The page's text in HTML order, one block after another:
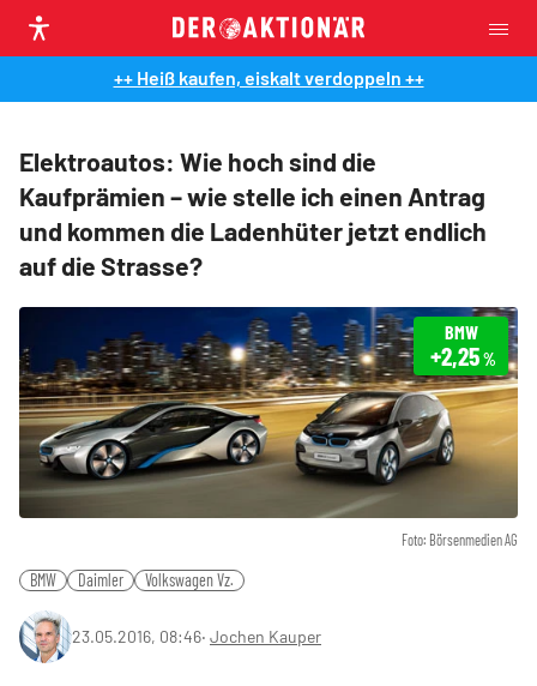
++ Heiß kaufen, eiskalt verdoppeln ++
Elektroautos: Wie hoch sind die
Kaufprämien – wie stelle ich einen Antrag
und kommen die Ladenhüter jetzt endlich
auf die Strasse?
Foto: Börsenmedien AG
BMW
+2,25%
BMW Daimler Volkswagen Vz.
23.05.2016, 08:46‧ Jochen Kauper